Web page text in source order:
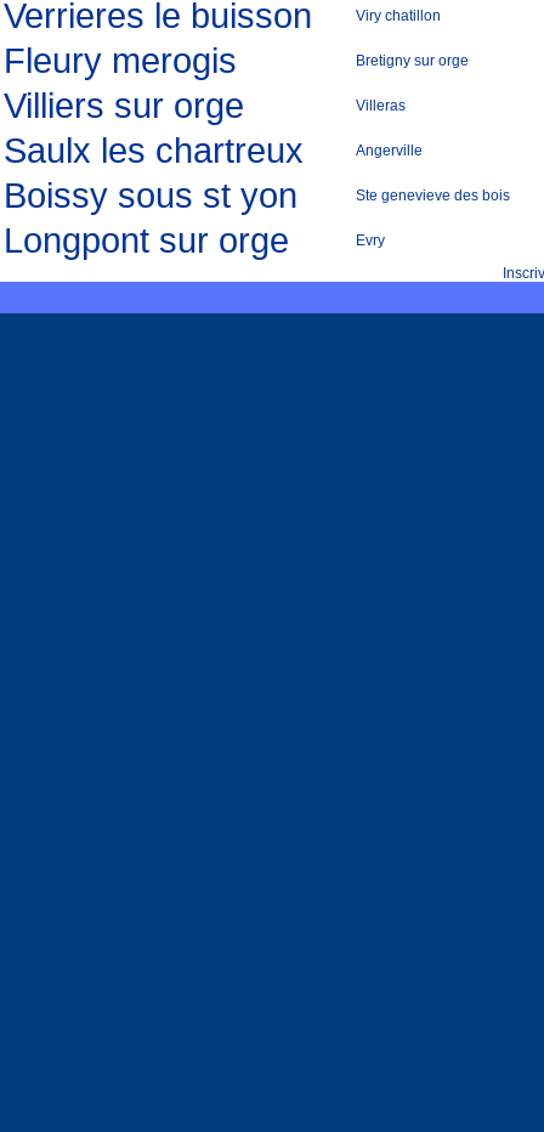
Verrieres le buisson Viry chatillon
Fleury merogis Bretigny sur orge
Villiers sur orge Villeras
Saulx les chartreux Angerville
Boissy sous st yon Ste genevieve des bois
Longpont sur orge
Evry